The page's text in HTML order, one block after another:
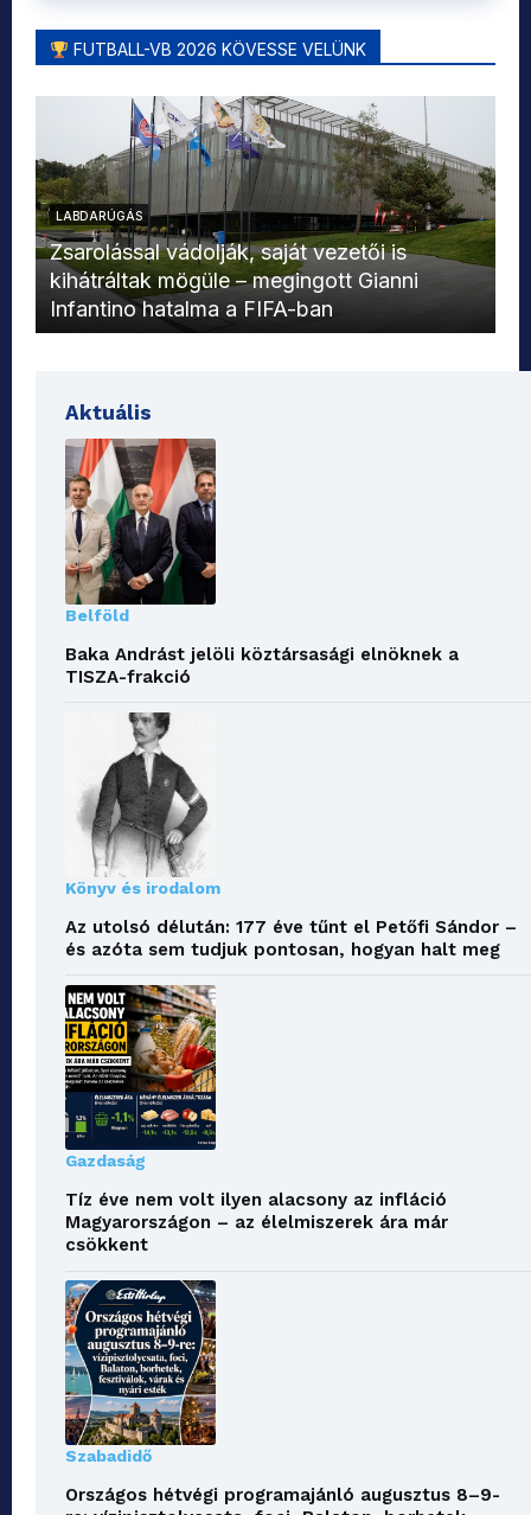
FUTBALL-VB 2026 KÖVESSE VELÜNK
LABDARÚGÁS
Zsarolással vádolják, saját vezetői is
kihátráltak mögüle – megingott Gianni
Infantino hatalma a FIFA-ban
Aktuális
Belföld
Baka Andrást jelöli köztársasági elnöknek a
TISZA-frakció
Könyv és irodalom
Az utolsó délután: 177 éve tűnt el Petőfi Sándor –
és azóta sem tudjuk pontosan, hogyan halt meg
Gazdaság
Tíz éve nem volt ilyen alacsony az infláció
Magyarországon – az élelmiszerek ára már
csökkent
Szabadidő
Országos hétvégi programajánló augusztus 8–9-